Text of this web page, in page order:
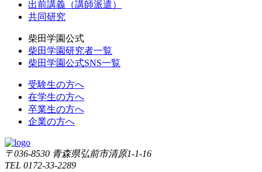
出前講義（講師派遣）
共同研究
柴田学園公式
柴田学園研究者一覧
柴田学園公式SNS一覧
受験生の方へ
在学生の方へ
卒業生の方へ
企業の方へ
〒036-8530 青森県弘前市清原1-1-16
TEL 0172-33-2289